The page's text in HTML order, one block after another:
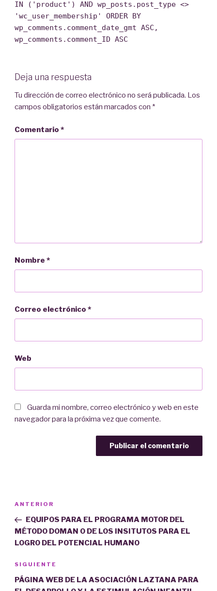
IN ('product') AND wp_posts.post_type <>
'wc_user_membership' ORDER BY
wp_comments.comment_date_gmt ASC,
wp_comments.comment_ID ASC
Deja una respuesta
Tu dirección de correo electrónico no será publicada. Los
campos obligatorios están marcados con *
Comentario *
Nombre *
Correo electrónico *
Web
Guarda mi nombre, correo electrónico y web en este
navegador para la próxima vez que comente.
entradas
Entrada
anterior:
ANTERIOR
EQUIPOS PARA EL PROGRAMA MOTOR DEL
MÉTODO DOMAN O DE LOS INSITUTOS PARA EL
LOGRO DEL POTENCIAL HUMANO
Siguiente
entrada
SIGUIENTE
PÁGINA WEB DE LA ASOCIACIÓN LAZTANA PARA